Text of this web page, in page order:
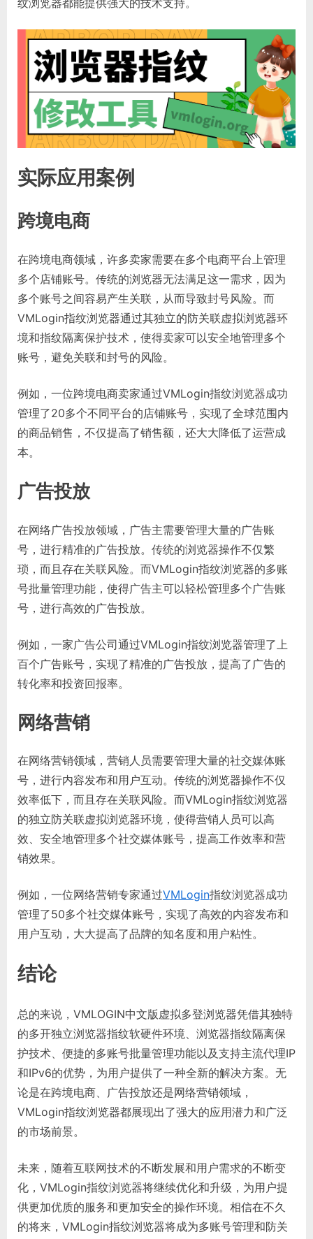
纹浏览器都能提供强大的技术支持。
实际应用案例
跨境电商
在跨境电商领域，许多卖家需要在多个电商平台上管理
多个店铺账号。传统的浏览器无法满足这一需求，因为
多个账号之间容易产生关联，从而导致封号风险。而
VMLogin指纹浏览器通过其独立的防关联虚拟浏览器环
境和指纹隔离保护技术，使得卖家可以安全地管理多个
账号，避免关联和封号的风险。
例如，一位跨境电商卖家通过VMLogin指纹浏览器成功
管理了20多个不同平台的店铺账号，实现了全球范围内
的商品销售，不仅提高了销售额，还大大降低了运营成
本。
广告投放
在网络广告投放领域，广告主需要管理大量的广告账
号，进行精准的广告投放。传统的浏览器操作不仅繁
琐，而且存在关联风险。而VMLogin指纹浏览器的多账
号批量管理功能，使得广告主可以轻松管理多个广告账
号，进行高效的广告投放。
例如，一家广告公司通过VMLogin指纹浏览器管理了上
百个广告账号，实现了精准的广告投放，提高了广告的
转化率和投资回报率。
网络营销
在网络营销领域，营销人员需要管理大量的社交媒体账
号，进行内容发布和用户互动。传统的浏览器操作不仅
效率低下，而且存在关联风险。而VMLogin指纹浏览器
的独立防关联虚拟浏览器环境，使得营销人员可以高
效、安全地管理多个社交媒体账号，提高工作效率和营
销效果。
例如，一位网络营销专家通过VMLogin指纹浏览器成功
管理了50多个社交媒体账号，实现了高效的内容发布和
用户互动，大大提高了品牌的知名度和用户粘性。
结论
总的来说，VMLOGIN中文版虚拟多登浏览器凭借其独特
的多开独立浏览器指纹软硬件环境、浏览器指纹隔离保
护技术、便捷的多账号批量管理功能以及支持主流代理IP
和IPv6的优势，为用户提供了一种全新的解决方案。无
论是在跨境电商、广告投放还是网络营销领域，
VMLogin指纹浏览器都展现出了强大的应用潜力和广泛
的市场前景。
未来，随着互联网技术的不断发展和用户需求的不断变
化，VMLogin指纹浏览器将继续优化和升级，为用户提
供更加优质的服务和更加安全的操作环境。相信在不久
的将来，VMLogin指纹浏览器将成为多账号管理和防关